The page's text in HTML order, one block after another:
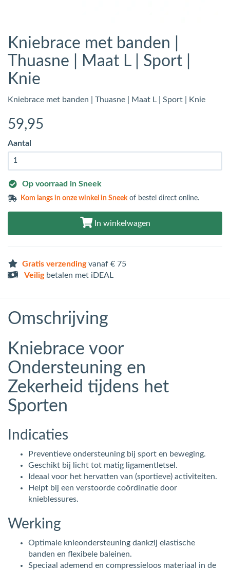
Kniebrace met banden |
Thuasne | Maat L | Sport |
Knie
Kniebrace met banden | Thuasne | Maat L | Sport | Knie
59,95
Aantal
Op voorraad in Sneek
Kom langs inonze winkel in Sneekof bestel direct online.
In winkelwagen
Gratis verzendingvanaf € 75
Veiligbetalen met iDEAL
Omschrijving
Kniebrace voor
Ondersteuning en
Zekerheid tijdens het
Sporten
Indicaties
Preventieve ondersteuning bij sport en beweging.
Geschikt bij licht tot matig ligamentletsel.
Ideaal voor het hervatten van (sportieve) activiteiten.
Helpt bij een verstoorde coördinatie door
knieblessures.
Werking
Optimale knieondersteuning dankzij elastische
banden en flexibele baleinen.
Speciaal ademend en compressieloos materiaal in de